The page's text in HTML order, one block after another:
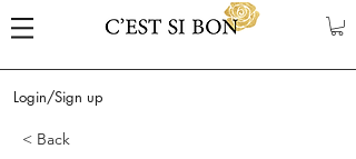
Login/Sign up
< Back